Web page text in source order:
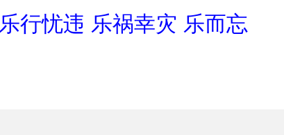
乐行忧违 乐祸幸灾 乐而忘